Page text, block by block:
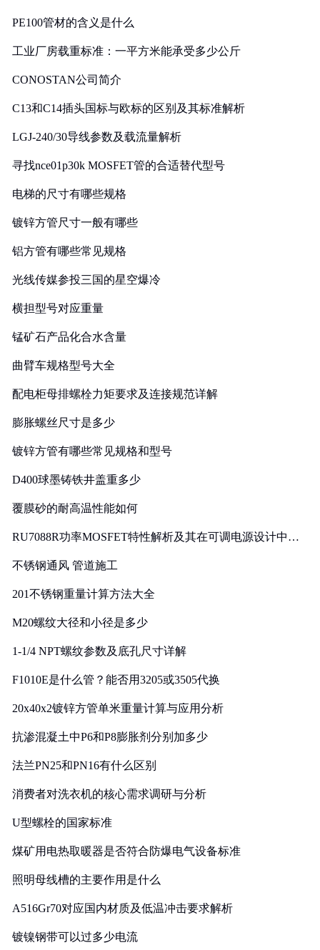
PE100管材的含义是什么
工业厂房载重标准：一平方米能承受多少公斤
CONOSTAN公司简介
C13和C14插头国标与欧标的区别及其标准解析
LGJ-240/30导线参数及载流量解析
寻找nce01p30k MOSFET管的合适替代型号
电梯的尺寸有哪些规格
镀锌方管尺寸一般有哪些
铝方管有哪些常见规格
光线传媒参投三国的星空爆冷
横担型号对应重量
锰矿石产品化合水含量
曲臂车规格型号大全
配电柜母排螺栓力矩要求及连接规范详解
膨胀螺丝尺寸是多少
镀锌方管有哪些常见规格和型号
D400球墨铸铁井盖重多少
覆膜砂的耐高温性能如何
RU7088R功率MOSFET特性解析及其在可调电源设计中的
不锈钢通风 管道施工
201不锈钢重量计算方法大全
M20螺纹大径和小径是多少
1-1/4 NPT螺纹参数及底孔尺寸详解
F1010E是什么管？能否用3205或3505代换
20x40x2镀锌方管单米重量计算与应用分析
抗渗混凝土中P6和P8膨胀剂分别加多少
法兰PN25和PN16有什么区别
消费者对洗衣机的核心需求调研与分析
U型螺栓的国家标准
煤矿用电热取暖器是否符合防爆电气设备标准
照明母线槽的主要作用是什么
A516Gr70对应国内材质及低温冲击要求解析
镀镍钢带可以过多少电流